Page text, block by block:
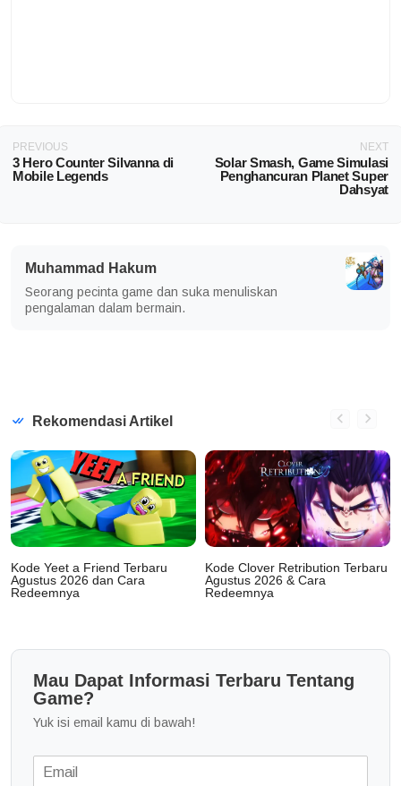
PREVIOUS
3 Hero Counter Silvanna di
Mobile Legends
NEXT
Solar Smash, Game Simulasi
Penghancuran Planet Super
Dahsyat
Muhammad Hakum
Seorang pecinta game dan suka menuliskan
pengalaman dalam bermain.
Rekomendasi Artikel
Kode Yeet a Friend Terbaru
Agustus 2026 dan Cara
Redeemnya
Kode Clover Retribution Terbaru
Agustus 2026 & Cara
Redeemnya
Mau Dapat Informasi Terbaru Tentang
Game?
Yuk isi email kamu di bawah!